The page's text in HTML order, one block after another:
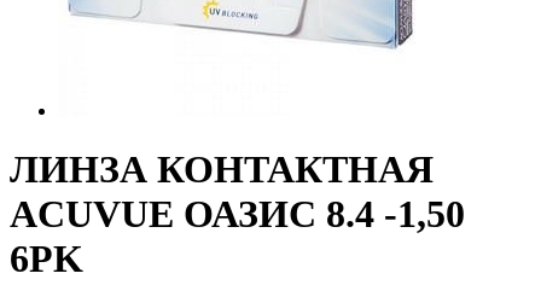
ЛИНЗА КОНТАКТНАЯ
ACUVUE ОАЗИС 8.4 -1,50
6PK